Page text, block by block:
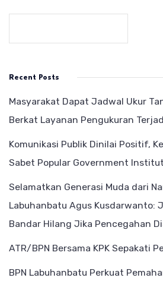
Recent Posts
Masyarakat Dapat Jadwal Ukur
Berkat Layanan Pengukuran
Komunikasi Publik Dinilai Positif,
Sabet Popular Government
Selamatkan Generasi Muda dari
Labuhanbatu Agus Kusdarwanto:
Bandar Hilang Jika Pencegahan
ATR/BPN Bersama KPK Sepakati
BPN Labuhanbatu Perkuat